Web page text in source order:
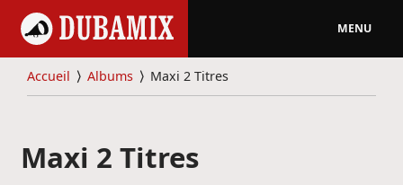
MENU
Accueil ⟩ Albums⟩ Maxi 2 Titres
Maxi 2 Titres